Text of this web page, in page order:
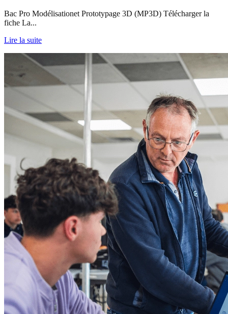
Bac Pro Modélisationet Prototypage 3D (MP3D) Télécharger la
fiche La...
Lire la suite